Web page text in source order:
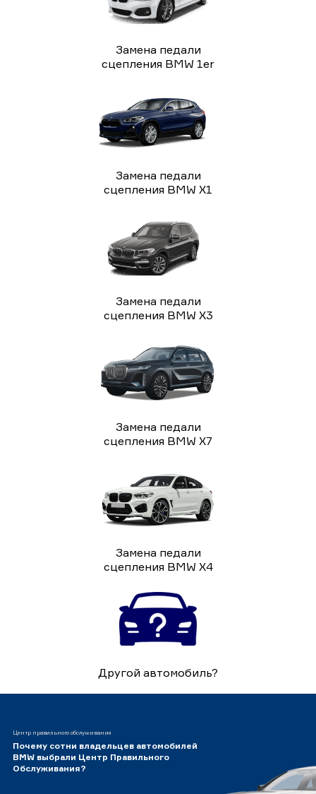
Замена педали
сцепления BMW 1er
Замена педали
сцепления BMW X1
Замена педали
сцепления BMW X3
Замена педали
сцепления BMW X7
Замена педали
сцепления BMW X4
Другой автомобиль?
Центр правильного обслуживания
Почему сотни владельцев автомобилей
BMW выбрали Центр Правильного
Обслуживания?